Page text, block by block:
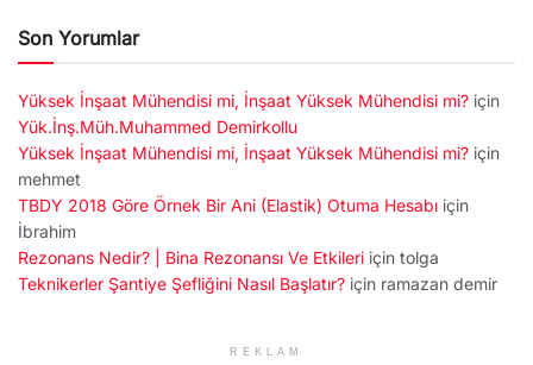
Son Yorumlar
Yüksek İnşaat Mühendisi mi, İnşaat Yüksek Mühendisi mi? için
Yük.İnş.Müh.Muhammed Demirkollu
Yüksek İnşaat Mühendisi mi, İnşaat Yüksek Mühendisi mi? için
mehmet
TBDY 2018 Göre Örnek Bir Ani (Elastik) Otuma Hesabı için
İbrahim
Rezonans Nedir? | Bina Rezonansı Ve Etkileri için tolga
Teknikerler Şantiye Şefliğini Nasıl Başlatır? için ramazan demir
REKLAM